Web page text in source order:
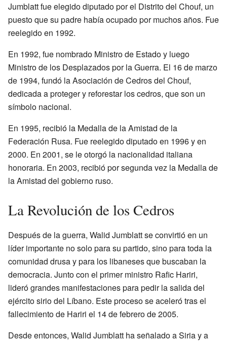
Jumblatt fue elegido diputado por el Distrito del Chouf, un
puesto que su padre había ocupado por muchos años. Fue
reelegido en 1992.
En 1992, fue nombrado Ministro de Estado y luego
Ministro de los Desplazados por la Guerra. El 16 de marzo
de 1994, fundó la Asociación de Cedros del Chouf,
dedicada a proteger y reforestar los cedros, que son un
símbolo nacional.
En 1995, recibió la Medalla de la Amistad de la
Federación Rusa. Fue reelegido diputado en 1996 y en
2000. En 2001, se le otorgó la nacionalidad italiana
honoraria. En 2003, recibió por segunda vez la Medalla de
la Amistad del gobierno ruso.
La Revolución de los Cedros
Después de la guerra, Walid Jumblatt se convirtió en un
líder importante no solo para su partido, sino para toda la
comunidad drusa y para los libaneses que buscaban la
democracia. Junto con el primer ministro Rafic Hariri,
lideró grandes manifestaciones para pedir la salida del
ejército sirio del Líbano. Este proceso se aceleró tras el
fallecimiento de Hariri el 14 de febrero de 2005.
Desde entonces, Walid Jumblatt ha señalado a Siria y a